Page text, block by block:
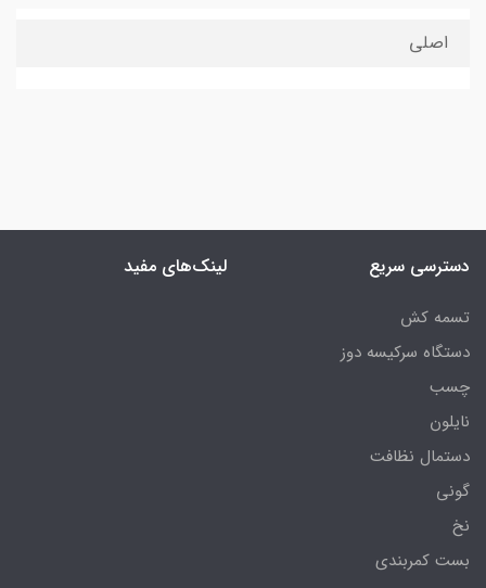
اصلی
دسترسی سریع
تسمه کش
دستگاه سرکیسه دوز
چسب
نایلون
دستمال نظافت
گونی
نخ
بست کمربندی
لینک‌های مفید